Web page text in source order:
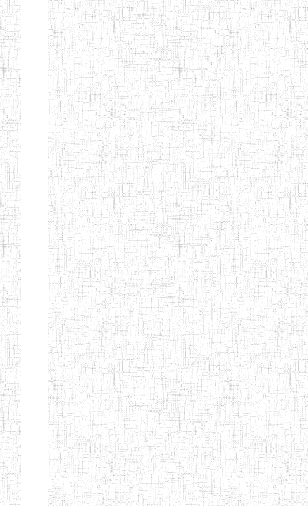
GTTC
BAMENDA
27/08/1975 ENIEG Public
GTTC
MBENGWI
06/09/2000 ENIEG Public
GTTTC
MBENGWI
05/09/2010 ENIET Public
GTTC NDOP 22/10/2002 ENIEG Public
ENIEG DE
MBOUDA
17/07/2001 ENIEG Public
ENIEG DE
BAFANG
20/09/1999 ENIEG Public
ENIEG DE
BAHAM
13/10/2012 ENIEG Public
ENIEG DE
BANDJOUN
07/08/2013 ENIEG Public
ENIEG DE
DSCHANG
15/08/1983 ENIEG Public
ENBIEG DE
01/01/1974 ENIEG Public